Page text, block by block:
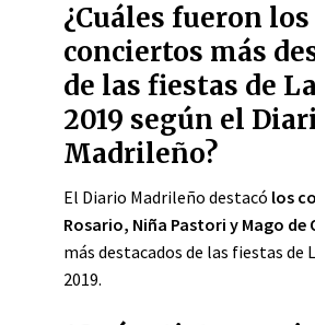
¿Cuáles fueron los
conciertos más
de las fiestas de
2019 según el
Madrileño?
El Diario Madrileño destacó los
Rosario, Niña Pastori y Mago de
más destacados de las fiestas de
2019.